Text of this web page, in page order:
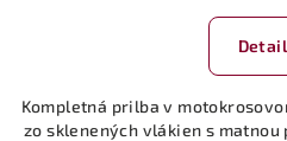
Detail
Kompletná prilba v
zo sklenených vlákien s